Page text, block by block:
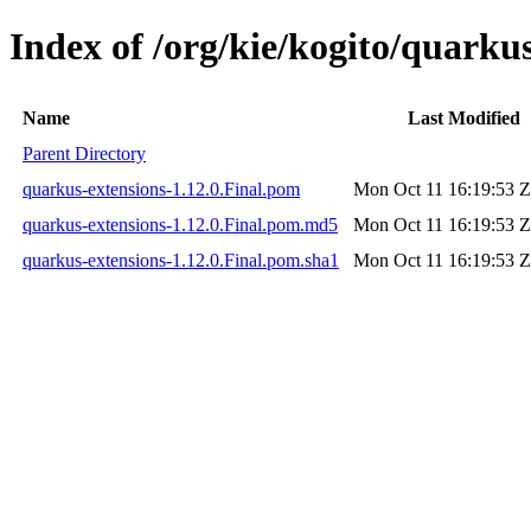
Index of /org/kie/kogito/
Name
Last Modified
Parent Directory
quarkus-extensions-1.12.0.Final.pom
Mon Oct 11 16:19:53
quarkus-extensions-1.12.0.Final.pom.md5
Mon Oct 11 16:19:53
quarkus-extensions-1.12.0.Final.pom.sha1
Mon Oct 11 16:19:53